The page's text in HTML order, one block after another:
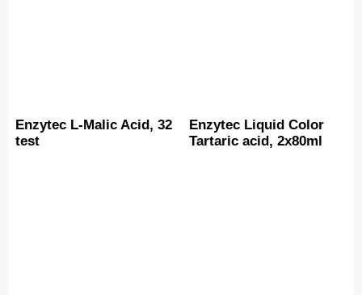
Enzytec L-Malic Acid, 32
test
Enzytec Liquid Color
Tartaric acid, 2x80ml